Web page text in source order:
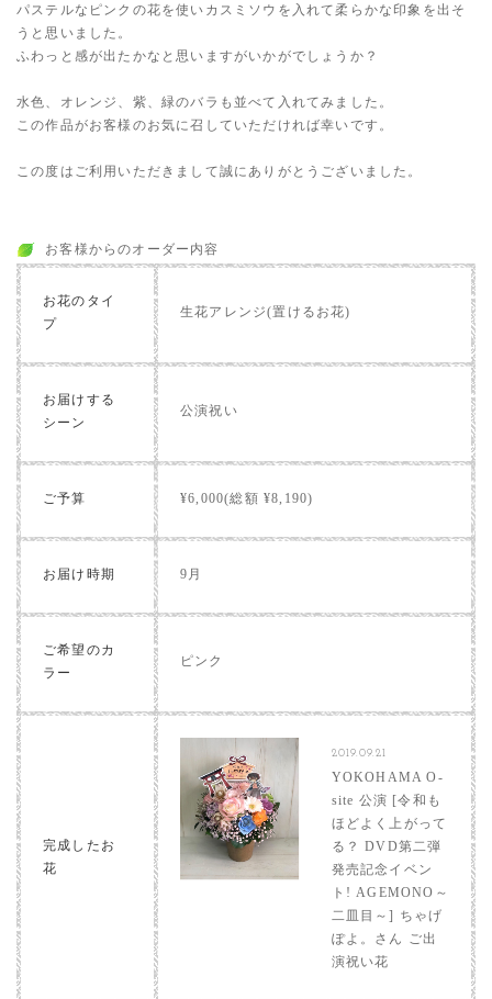
パステルなピンクの花を使いカスミソウを入れて柔らかな印象を出そ
うと思いました。
ふわっと感が出たかなと思いますがいかがでしょうか？
水色、オレンジ、紫、緑のバラも並べて入れてみました。
この作品がお客様のお気に召していただければ幸いです。
この度はご利用いただきまして誠にありがとうございました。
お客様からのオーダー内容
お花のタイ
プ
生花アレンジ(置けるお花)
お届けする
シーン
公演祝い
ご予算 ¥6,000(総額 ¥8,190)
お届け時期 9月
ご希望のカ
ラー
ピンク
完成したお
花
2019.09.21
YOKOHAMA O-
site 公演 [令和も
ほどよく上がって
る？ DVD第二弾
発売記念イベン
ト! AGEMONO～
二皿目～] ちゃげ
ぽよ。さん ご出
演祝い花